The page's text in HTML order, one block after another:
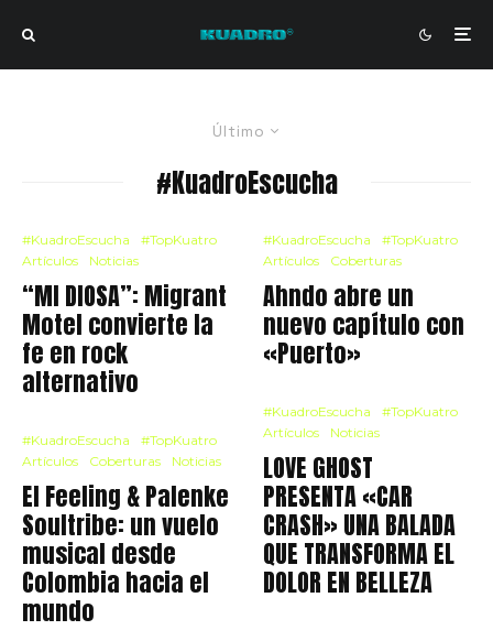
Último
#KuadroEscucha
#KuadroEscucha
#TopKuatro
Artículos
Noticias
“MI DIOSA”: Migrant
Motel convierte la
fe en rock
alternativo
#KuadroEscucha
#TopKuatro
Artículos
Coberturas Noticias
El Feeling & Palenke
Soultribe: un vuelo
musical desde
Colombia hacia el
mundo
#KuadroEscucha
#TopKuatro
Artículos
Coberturas
Ahndo abre un
nuevo capítulo con
«Puerto»
#KuadroEscucha
#TopKuatro
Artículos
Noticias
LOVE GHOST
PRESENTA «CAR
CRASH» UNA BALADA
QUE TRANSFORMA EL
DOLOR EN BELLEZA